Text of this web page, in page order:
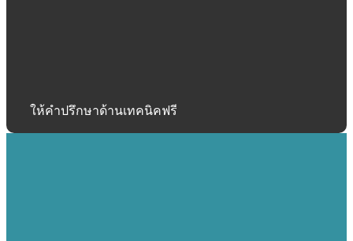
ให้คำปรึกษาด้านเทคนิคฟรี